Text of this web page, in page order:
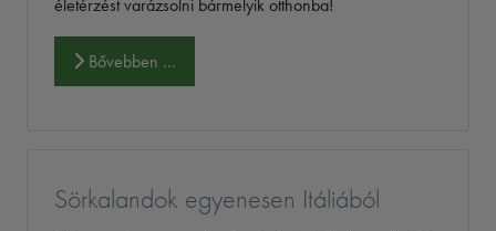
életérzést varázsolni bármelyik otthonba!
Bővebben …
Sörkalandok egyenesen Itáliából